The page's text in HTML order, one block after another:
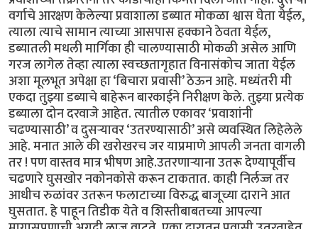
वर्गाचे आरक्षण केलेल्या प्रवाशाला डब्यात मोकळा श्वास घेता येईल,
त्याला त्याचे सामान त्याच्या आसपास हक्काने ठेवता येईल,
डब्यातली मधली मार्गिका ही चालण्यासाठी मोकळी असेल आणि
गरज लागेल तेव्हा त्याला स्वच्छतागृहात विनासंकोच जाता येईल
अशा मूलभूत अपेक्षा हा ‘बिचारा प्रवासी’ ठेऊन आहे. मध्यंतरी मी
एकदा तुझ्या डब्याचे बाहेरून बारकाईने निरीक्षण केले. तुझ्या प्रत्येक
डब्याला दोन दरवाजे आहेत. त्यातील एकावर ‘प्रवाशांनी
चढण्यासाठी’ व दुसऱ्यावर ‘उतरण्यासाठी’ असे व्यवस्थित लिहेलेले
आहे. मनात आले की खरोखरच जर याप्रमाणे आपली जनता वागली
तर ! पण वास्तव मात्र भीषण आहे.उतरणाऱ्याना उतरू देण्यापूर्वीच
चढणारे घुसखोर नकोनकोसे करून टाकतात. काही निर्लज्ज तर
आधीच रुळांवर उतरून फलाटाच्या विरुद्ध बाजूच्या दाराने आत
घुसतात. हे पाहून तिडीक येते व शिस्तीबाबतच्या आपल्या